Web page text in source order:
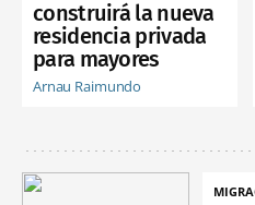
construirá la nueva
residencia privada
para mayores
Arnau Raimundo